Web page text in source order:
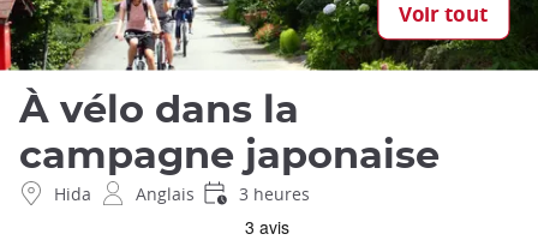
Voir tout
À vélo dans la
campagne japonaise
Hida Anglais 3 heures